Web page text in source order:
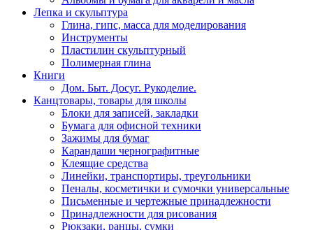
Лепка и скульптура
Глина, гипс, масса для моделирования
Инструменты
Пластилин скульптурный
Полимерная глина
Книги
Дом. Быт. Досуг. Рукоделие.
Канцтовары, товары для школы
Блоки для записей, закладки
Бумага для офисной техники
Зажимы для бумаг
Карандаши чернографитные
Клеящие средства
Линейки, транспортиры, треугольники
Пеналы, косметички и сумочки универсальные
Письменные и чертежные принадлежности
Принадлежности для рисования
Рюкзаки, ранцы, сумки